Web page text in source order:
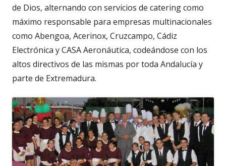
de Dios, alternando con servicios de catering como
máximo responsable para empresas multinacionales
como Abengoa, Acerinox, Cruzcampo, Cádiz
Electrónica y CASA Aeronáutica, codeándose con los
altos directivos de las mismas por toda Andalucía y
parte de Extremadura.